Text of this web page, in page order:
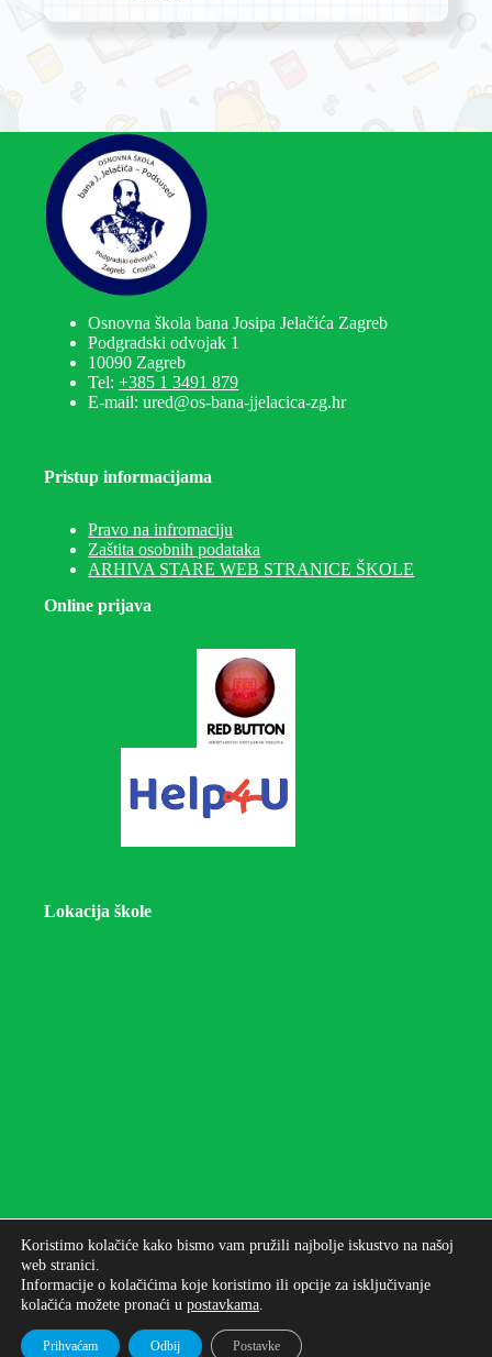
Osnovna škola bana Josipa Jelačića Zagreb
Podgradski odvojak 1
10090 Zagreb
Tel:+385 1 3491 879
E-mail: ured@os-bana-jjelacica-zg.hr
Pristup informacijama
Pravo na infromaciju
Zaštita osobnih podataka
ARHIVA STARE WEB STRANICE ŠKOLE
Online prijava
Lokacija škole
Autorska prava © 2026 - Osnovna škola bana Josipa
Jelačića Zagreb
Koristimo kolačiće kako bismo vam pružili najbolje iskustvo na našoj
web stranici.
Informacije o kolačićima koje koristimo ili opcije za isključivanje
kolačića možete pronaći u postavkama.
Prihvaćam Odbij Postavke